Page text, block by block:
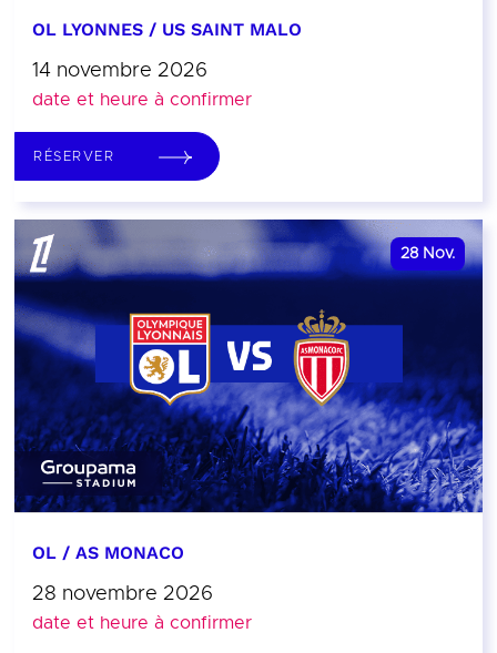
OL LYONNES / US SAINT MALO
14 novembre 2026
date et heure à confirmer
RÉSERVER
28 Nov.
OL / AS MONACO
28 novembre 2026
date et heure à confirmer